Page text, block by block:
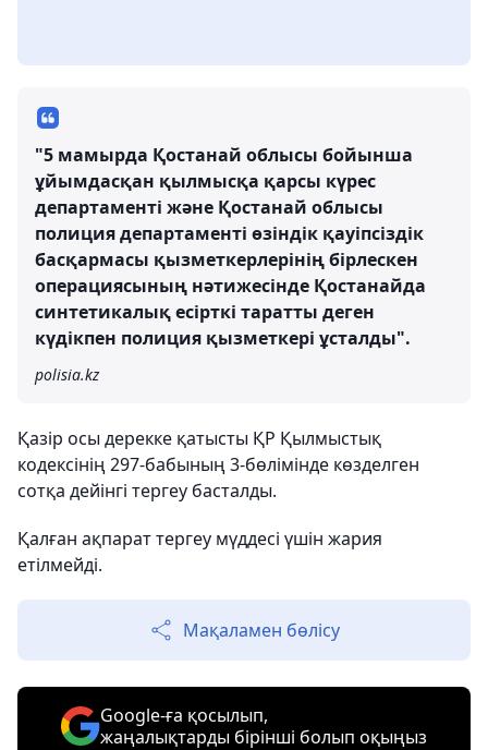
"5 мамырда Қостанай облысы бойынша
ұйымдасқан қылмысқа қарсы күрес
департаменті және Қостанай облысы
полиция департаменті өзіндік қауіпсіздік
басқармасы қызметкерлерінің бірлескен
операциясының нәтижесінде Қостанайда
синтетикалық есірткі таратты деген
күдікпен полиция қызметкері ұсталды".
polisia.kz
Қазір осы дерекке қатысты ҚР Қылмыстық
кодексінің 297-бабының 3-бөлімінде көзделген
сотқа дейінгі тергеу басталды.
Қалған ақпарат тергеу мүддесі үшін жария
етілмейді.
Мақаламен бөлісу
Google-ға қосылып,
жаңалықтарды бірінші болып оқыңыз